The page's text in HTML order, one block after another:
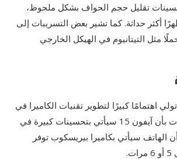
تقليل حجم الحواف بشكل ملحوظ،
أكثر حداثة. كما تشير بعض التسريبات إلى
مثل التيتانيوم في الهيكل الخارجي
اهتمامًا كبيرًا لتطوير تقنيات الكاميرا في
هواتفها، وهناك توقعات بأن آيفون 15 سيأتي بتحسينات كبيرة في
الهاتف سيأتي بكاميرا بيريسكوب توفر